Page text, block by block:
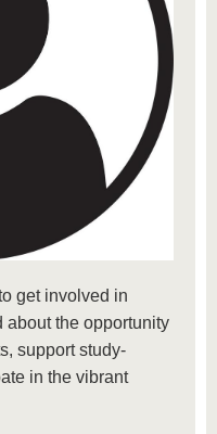
get involved in
about the opportunity
support study-
in the vibrant